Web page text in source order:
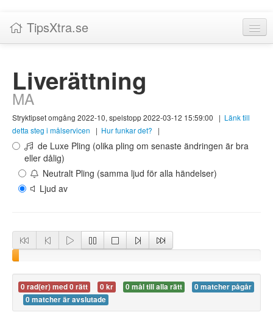
TipsXtra.se
Tabeller
Livescore!
Tipsförslag
Statistik
Liverättning
Om TipsXtra.se
Liverättning
MA
Stryktipset omgång 2022-10, spelstopp 2022-03-12 15:59:00 | Länk till
detta steg i målservicen
| Hur funkar det? |
de Luxe Pling (olika pling om senaste ändringen är bra
eller dålig)
Neutralt Pling (samma ljud för alla händelser)
Ljud av
0 rad(er) med 0 rätt 0 kr 0 mål till alla rätt
0 matcher pågår
0 matcher är avslutade